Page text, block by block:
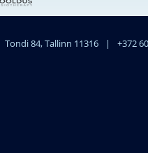
Tondi 84, Tallinn 11316 | +372